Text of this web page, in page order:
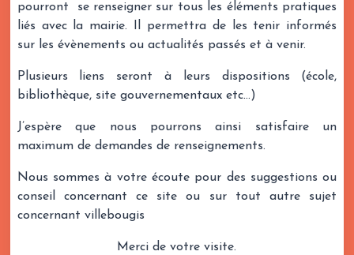
pourront se renseigner sur tous les éléments pratiques
liés avec la mairie. Il permettra de les tenir informés
sur les évènements ou actualités passés et à venir.
Plusieurs liens seront à leurs dispositions (école,
bibliothèque, site gouvernementaux etc…)
J’espère que nous pourrons ainsi satisfaire un
maximum de demandes de renseignements.
Nous sommes à votre écoute pour des suggestions ou
conseil concernant ce site ou sur tout autre sujet
concernant villebougis
Merci de votre visite.